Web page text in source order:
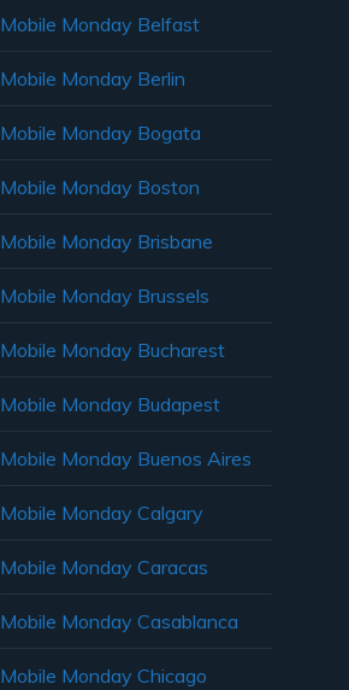
Mobile Monday Belfast
Mobile Monday Berlin
Mobile Monday Bogata
Mobile Monday Boston
Mobile Monday Brisbane
Mobile Monday Brussels
Mobile Monday Bucharest
Mobile Monday Budapest
Mobile Monday Buenos Aires
Mobile Monday Calgary
Mobile Monday Caracas
Mobile Monday Casablanca
Mobile Monday Chicago